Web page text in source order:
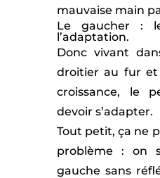
mauvaise main
Le gaucher :
l’adaptation.
Donc vivant
droitier au fur
croissance, le
devoir s’adapter.
Tout petit, ça ne
problème : on
gauche sans